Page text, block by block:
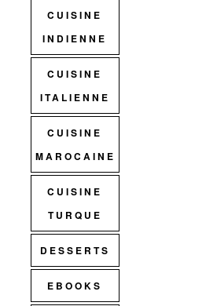
CUISINE
INDIENNE
CUISINE
ITALIENNE
CUISINE
MAROCAINE
CUISINE
TURQUE
DESSERTS
EBOOKS